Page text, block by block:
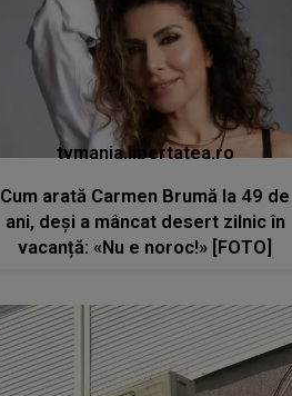
tvmania.libertatea.ro
Cum arată Carmen Brumă la 49 de
ani, deși a mâncat desert zilnic în
vacanță: «Nu e noroc!» [FOTO]